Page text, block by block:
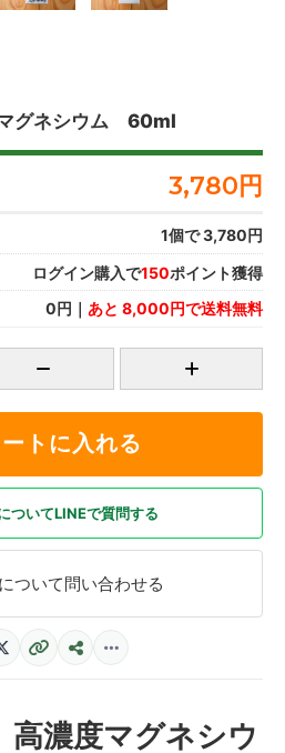
グネシウム 60ml
3,780円
1個で3,780円
ログイン購入で150ポイント獲得
0円｜ あと 8,000円で送料無料
トに入れる
ついてLINEで質問する
ついて問い合わせる
濃度マグネシウ